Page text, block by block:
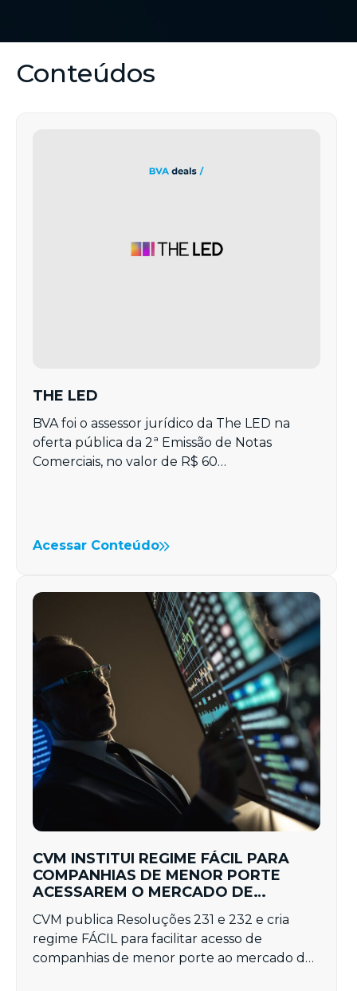
Conteúdos
THE LED
BVA foi o assessor jurídico da The LED na
oferta pública da 2ª Emissão de Notas
Comerciais, no valor de R$ 60…
Acessar Conteúdo
CVM INSTITUI REGIME FÁCIL PARA
COMPANHIAS DE MENOR PORTE
ACESSAREM O MERCADO DE
CVM publica Resoluções 231 e 232 e cria
regime FÁCIL para facilitar acesso de
companhias de menor porte ao mercado de